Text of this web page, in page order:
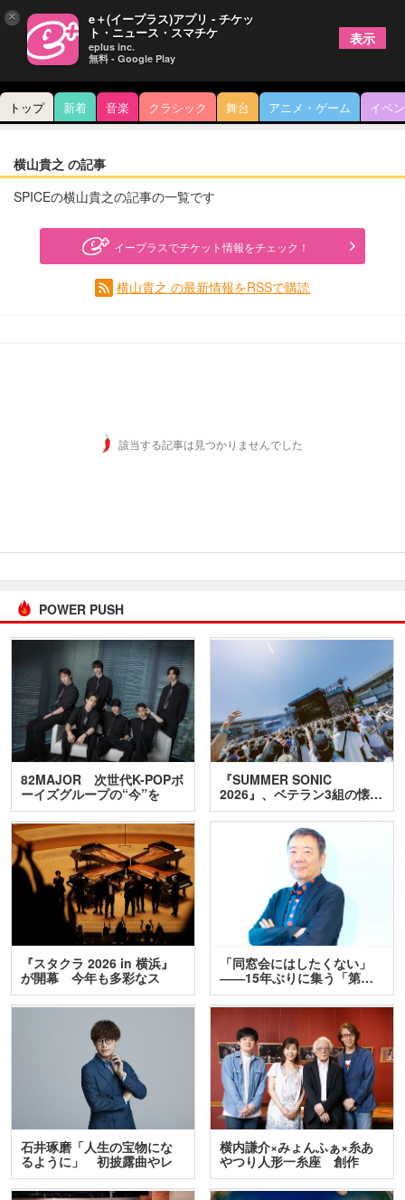
トップ 新着 音楽 クラシック 舞台 アニメ・ゲーム イベ
横山貴之 の記事
SPICEの横山貴之の記事の一覧です
イープラスでチケット情報をチェック！
横山貴之 の最新情報をRSSで購読
該当する記事は見つかりませんでした
POWER PUSH
82MAJOR 次世代K-POPボ
ーイズグループの“今”を
訊…
『SUMMER SONIC
2026』、ベテラン3組の懐…
『スタクラ 2026 in 横浜』
が開幕 今年も多彩なス
テ…
「同窓会にはしたくない」
――15年ぶりに集う「第…
石井琢磨「人生の宝物にな
るように」 初披露曲やレ
ア…
横内謙介×みょんふぁ×糸あ
やつり人形一糸座 創作
人…
× e＋(イープラス)アプリ - チケッ
ト・ニュース・スマチケ
eplus inc.
無料 - Google Play
表示